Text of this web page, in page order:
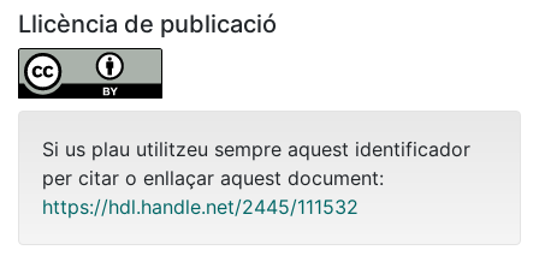
Llicència de publicació
Si us plau utilitzeu sempre aquest identificador
per citar o enllaçar aquest document:
https://hdl.handle.net/2445/111532